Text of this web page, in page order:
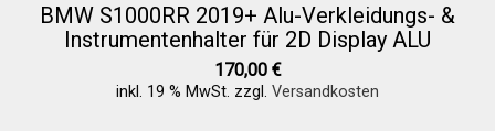
BMW S1000RR 2019+ Alu-Verkleidungs- &
Instrumentenhalter für 2D Display ALU
170,00 €
inkl. 19 % MwSt. zzgl. Versandkosten